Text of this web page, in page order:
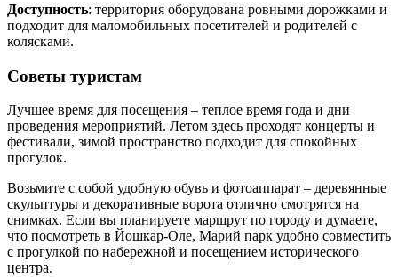
Доступность: территория оборудована ровными дорожками и
подходит для маломобильных посетителей и родителей с
колясками.
Советы туристам
Лучшее время для посещения – теплое время года и дни
проведения мероприятий. Летом здесь проходят концерты и
фестивали, зимой пространство подходит для спокойных
прогулок.
Возьмите с собой удобную обувь и фотоаппарат – деревянные
скульптуры и декоративные ворота отлично смотрятся на
снимках. Если вы планируете маршрут по городу и думаете,
что посмотреть в Йошкар-Оле, Марий парк удобно совместить
с прогулкой по набережной и посещением исторического
центра.